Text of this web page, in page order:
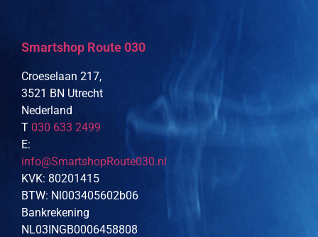
Smartshop Route 030
Croeselaan 217,
3521 BN Utrecht
Nederland
T 030 633 2499
E:
info@SmartshopRoute030.nl
KVK: 80201415
BTW: Nl003405602b06
Bankrekening
NL03INGB0006458808